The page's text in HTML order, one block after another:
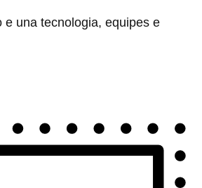
e una tecnologia, equipes e